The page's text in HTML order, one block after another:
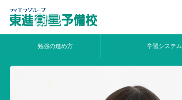
勉強の進め方 学習システム